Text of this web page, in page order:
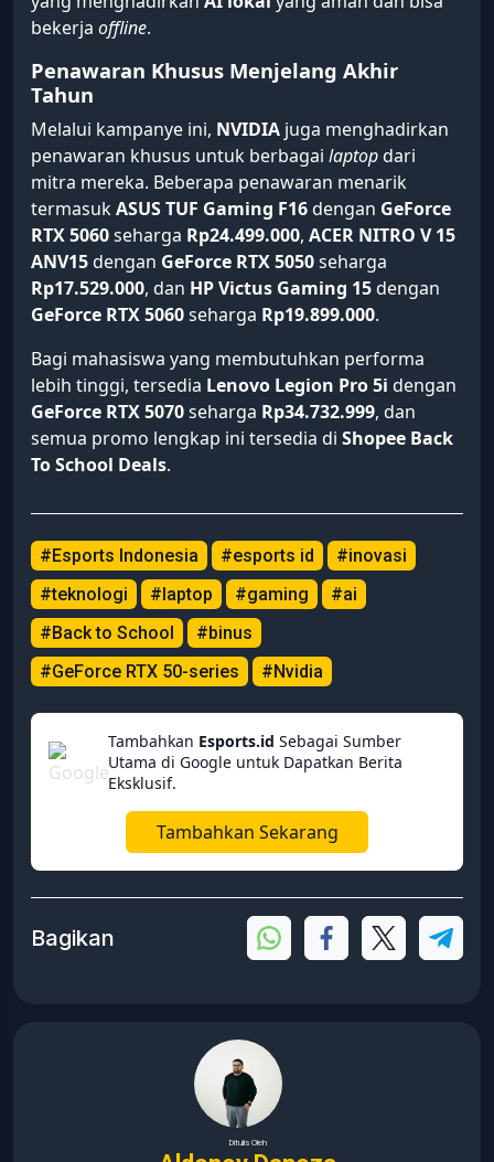
bekerja offline.
Penawaran Khusus Menjelang Akhir
Tahun
Melalui kampanye ini, NVIDIA juga menghadirkan
penawaran khusus untuk berbagai laptopdari
mitra mereka. Beberapa penawaran menarik
termasukASUS TUF Gaming F16dengan GeForce
RTX 5060seharga Rp24.499.000, ACER NITRO V 15
ANV15dengan GeForce RTX 5050seharga
Rp17.529.000, dan HP Victus Gaming 15dengan
GeForce RTX 5060seharga Rp19.899.000.
Bagi mahasiswa yang membutuhkan performa
lebih tinggi, tersedia Lenovo Legion Pro 5i dengan
GeForce RTX 5070seharga Rp34.732.999, dan
semua promo lengkap ini tersedia di Shopee Back
To School Deals.
#Esports Indonesia #esports id
#inovasi
#teknologi
#laptop #gaming
#ai
#Back to School
#binus
#GeForce RTX 50-series
#Nvidia
Tambahkan Esports.id Sebagai Sumber
Utama di Google untuk Dapatkan Berita
Eksklusif.
Tambahkan Sekarang
Bagikan
Ditulis Oleh